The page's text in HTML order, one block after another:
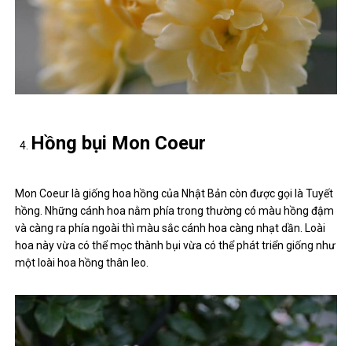
Hồng bụi Mon Coeur
Mon Coeur là giống hoa hồng của Nhật Bản còn được gọi là Tuyết
hồng. Những cánh hoa nằm phía trong thường có màu hồng đậm
và càng ra phía ngoài thì màu sắc cánh hoa càng nhạt dần. Loài
hoa này vừa có thể mọc thành bụi vừa có thể phát triển giống như
một loài hoa hồng thân leo.